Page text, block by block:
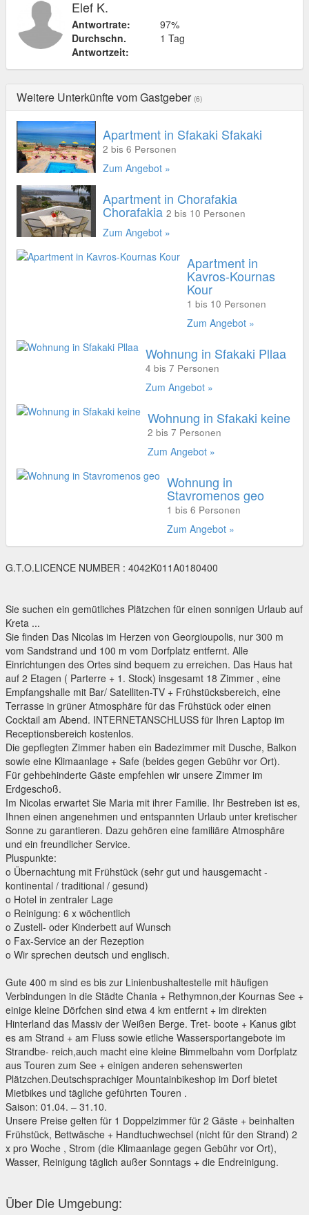
Elef K.
Antwortrate:
97%
Durchschn.
Antwortzeit:
1 Tag
Weitere Unterkünfte vom Gastgeber (6)
Apartment in Sfakaki Sfakaki
2 bis 6 Personen
Zum Angebot »
Apartment in Chorafakia
Chorafakia 2 bis 10 Personen
Zum Angebot »
Apartment in
Kavros-Kournas
Kour
1 bis 10 Personen
Zum Angebot »
Wohnung in Sfakaki Pllaa
4 bis 7 Personen
Zum Angebot »
Wohnung in Sfakaki keine
2 bis 7 Personen
Zum Angebot »
Wohnung in
Stavromenos geo
1 bis 6 Personen
Zum Angebot »
G.T.O.LICENCE NUMBER : 4042K011A0180400
Sie suchen ein gemütliches Plätzchen für einen sonnigen Urlaub auf
Kreta ...
Sie finden Das Nicolas im Herzen von Georgioupolis, nur 300 m
vom Sandstrand und 100 m vom Dorfplatz entfernt. Alle
Einrichtungen des Ortes sind bequem zu erreichen. Das Haus hat
auf 2 Etagen ( Parterre + 1. Stock) insgesamt 18 Zimmer , eine
Empfangshalle mit Bar/ Satelliten-TV + Frühstücksbereich, eine
Terrasse in grüner Atmosphäre für das Frühstück oder einen
Cocktail am Abend. INTERNETANSCHLUSS für Ihren Laptop im
Receptionsbereich kostenlos.
Die gepflegten Zimmer haben ein Badezimmer mit Dusche, Balkon
sowie eine Klimaanlage + Safe (beides gegen Gebühr vor Ort).
Für gehbehinderte Gäste empfehlen wir unsere Zimmer im
Erdgeschoß.
Im Nicolas erwartet Sie Maria mit ihrer Familie. Ihr Bestreben ist es,
Ihnen einen angenehmen und entspannten Urlaub unter kretischer
Sonne zu garantieren. Dazu gehören eine familiäre Atmosphäre
und ein freundlicher Service.
Pluspunkte:
o Übernachtung mit Frühstück (sehr gut und hausgemacht -
kontinental / traditional / gesund)
o Hotel in zentraler Lage
o Reinigung: 6 x wöchentlich
o Zustell- oder Kinderbett auf Wunsch
o Fax-Service an der Rezeption
o Wir sprechen deutsch und englisch.
Gute 400 m sind es bis zur Linienbushaltestelle mit häufigen
Verbindungen in die Städte Chania + Rethymnon,der Kournas See +
einige kleine Dörfchen sind etwa 4 km entfernt + im direkten
Hinterland das Massiv der Weißen Berge. Tret- boote + Kanus gibt
es am Strand + am Fluss sowie etliche Wassersportangebote im
Strandbe- reich,auch macht eine kleine Bimmelbahn vom Dorfplatz
aus Touren zum See + einigen anderen sehenswerten
Plätzchen.Deutschsprachiger Mountainbikeshop im Dorf bietet
Mietbikes und tägliche geführten Touren .
Saison: 01.04. – 31.10.
Unsere Preise gelten für 1 Doppelzimmer für 2 Gäste + beinhalten
Frühstück, Bettwäsche + Handtuchwechsel (nicht für den Strand) 2
x pro Woche , Strom (die Klimaanlage gegen Gebühr vor Ort),
Wasser, Reinigung täglich außer Sonntags + die Endreinigung.
Über Die Umgebung: